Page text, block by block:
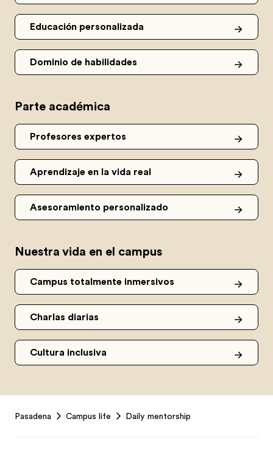
Educación personalizada
Dominio de habilidades
Parte académica
Profesores expertos
Aprendizaje en la vida real
Asesoramiento personalizado
Nuestra vida en el campus
Campus totalmente inmersivos
Charlas diarias
Cultura inclusiva
Pasadena Campus life Daily mentorship